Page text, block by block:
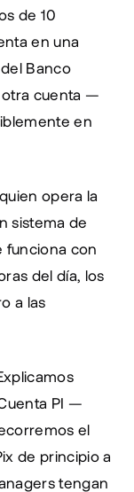
de 10
en una
Banco
otra cuenta —
en
opera la
sistema de
funciona con
del día, los
a las
PI —
el
de principio a
tengan